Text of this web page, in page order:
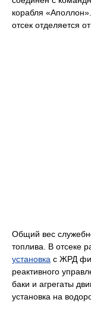
корабля
отсек отделяется
Общий вес
топлива. В отсеке
установка с ЖРД
реактивного
баки и агрегаты
установка на